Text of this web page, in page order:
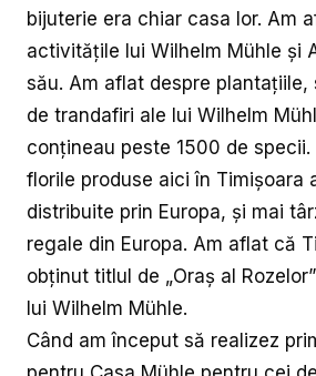
bijuterie era chiar casa lor. Am
activitățile lui Wilhelm Mühle și
său. Am aflat despre plantațiile,
de trandafiri ale lui Wilhelm
conțineau peste 1500 de
florile produse aici în Timișoara
distribuite prin Europa, și mai
regale din Europa. Am aflat că
obținut titlul de „Oraș al
lui Wilhelm Mühle.
Când am început să realizez